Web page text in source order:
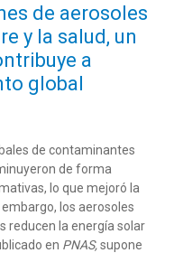
de aerosoles
y la salud, un
a
global
de contaminantes
de forma
, lo que mejoró la
embargo, los aerosoles
reducen la energía solar
en PNAS,supone